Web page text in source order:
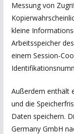
Messung von
kleine
Arbeitsspeicher
einem Session-
Außerdem enthält
und die
Daten speichern.
Germany GmbH